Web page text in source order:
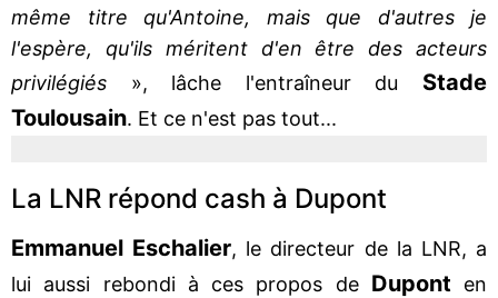
même titre qu'Antoine, mais que d'autres je
l'espère, qu'ils méritent d'en être des acteurs
privilégiés », lâche l'entraîneur du Stade
Toulousain. Et ce n'est pas tout...
La LNR répond cash à Dupont
Emmanuel Eschalier, le directeur de la LNR, a
lui aussi rebondi à ces propos de Dupont en